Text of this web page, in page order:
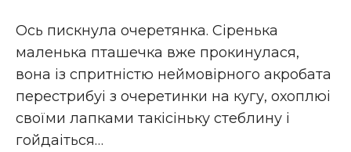
Ось пискнула очеретянка. Сiренька
маленька пташечка вже прокинулася,
вона iз спритнiстю неймовiрного акробата
перестрибуі з очеретинки на кугу, охоплюі
своїми лапками такiсiньку стеблину i
гойдаіться…